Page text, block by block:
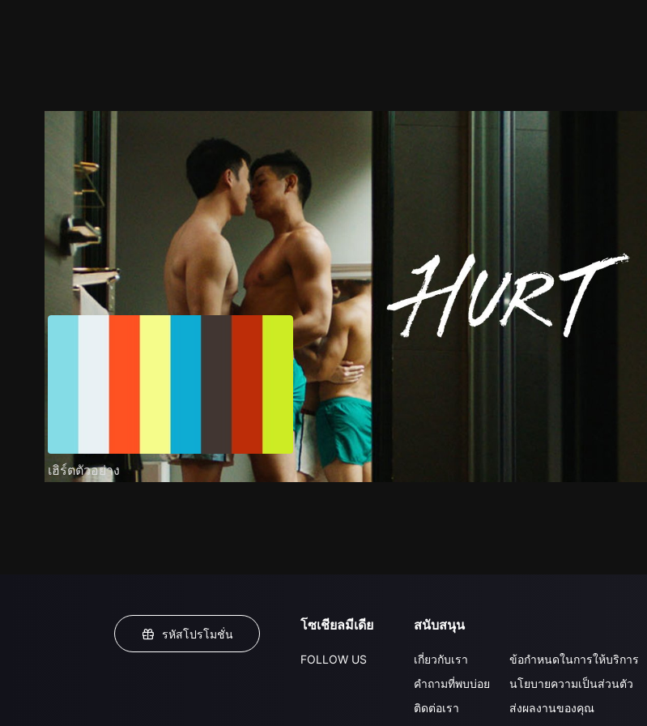
ตัวอย่าง ภาพนิ่ง เนื้อหาที่แนะนำ รายละเอียด
เฮิร์ตตัวอย่าง
รหัสโปรโมชั่น
โซเชียลมีเดีย
FOLLOW US
สนับสนุน
เกี่ยวกับเรา
คำถามที่พบบ่อย
ติดต่อเรา
ข้อกำหนดในการให้บริการ
นโยบายความเป็นส่วนตัว
ส่งผลงานของคุณ